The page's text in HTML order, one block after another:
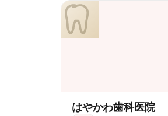
はやかわ歯科医院